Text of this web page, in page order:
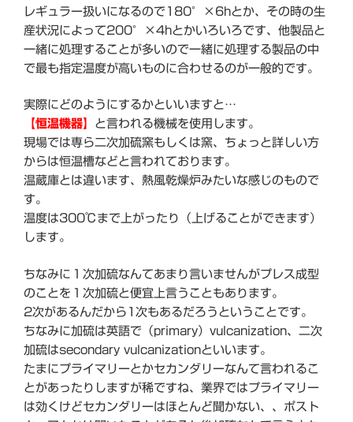
レギュラー扱いになるので180°×6hとか、その時の生
産状況によって200°×4hとかいろいろです、他製品と
一緒に処理することが多いので一緒に処理する製品の中
で最も指定温度が高いものに合わせるのが一般的です。
実際にどのようにするかといいますと…
【恒温機器】 と言われる機械を使用します。
現場では専ら二次加硫窯もしくは窯、ちょっと詳しい方
からは恒温槽などと言われております。
温蔵庫とは違います、熱風乾燥炉みたいな感じのもので
す。
温度は300℃まで上がったり（上げることができます）
します。
ちなみに１次加硫なんてあまり言いませんがプレス成型
のことを１次加硫と便宜上言うこともあります。
2次があるんだから1次もあるだろうということです。
ちなみに加硫は英語で（primary）vulcanization、二次
加硫はsecondary vulcanizationといいます。
たまにプライマリーとかセカンダリーなんて言われるこ
とがあったりしますが稀ですね、業界ではプライマリー
は効くけどセカンダリーはほとんど聞かない、、ポスト